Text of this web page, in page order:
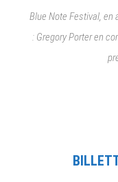
Blue Note Festival, en
: Gregory Porter en